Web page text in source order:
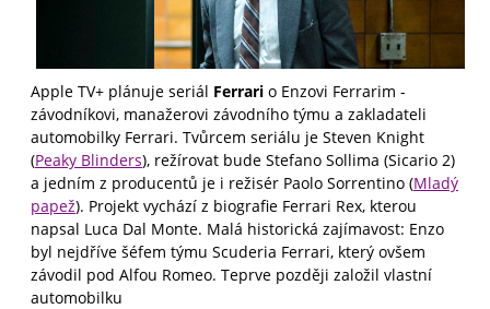
Apple TV+ plánuje seriál Ferrari o Enzovi Ferrarim -
závodníkovi, manažerovi závodního týmu a zakladateli
automobilky Ferrari. Tvůrcem seriálu je Steven Knight
(Peaky Blinders), režírovat bude Stefano Sollima (Sicario 2)
a jedním z producentů je i režisér Paolo Sorrentino (Mladý
papež). Projekt vychází z biografie Ferrari Rex, kterou
napsal Luca Dal Monte. Malá historická zajímavost: Enzo
byl nejdříve šéfem týmu Scuderia Ferrari, který ovšem
závodil pod Alfou Romeo. Teprve později založil vlastní
automobilku